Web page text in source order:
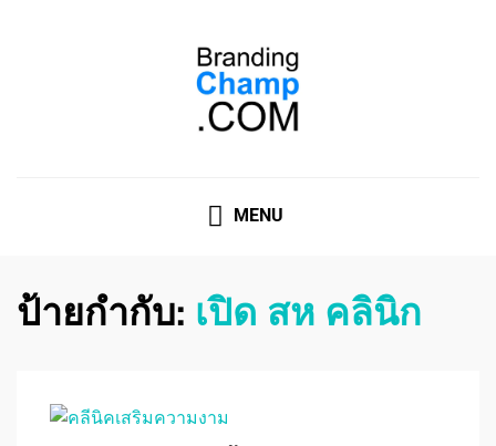
MENU
ป้ายกำกับ: เปิด สห คลินิก